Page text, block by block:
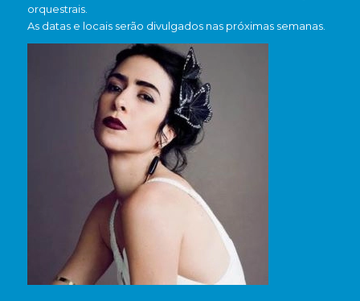
orquestrais.
As datas e locais serão divulgados nas próximas semanas.